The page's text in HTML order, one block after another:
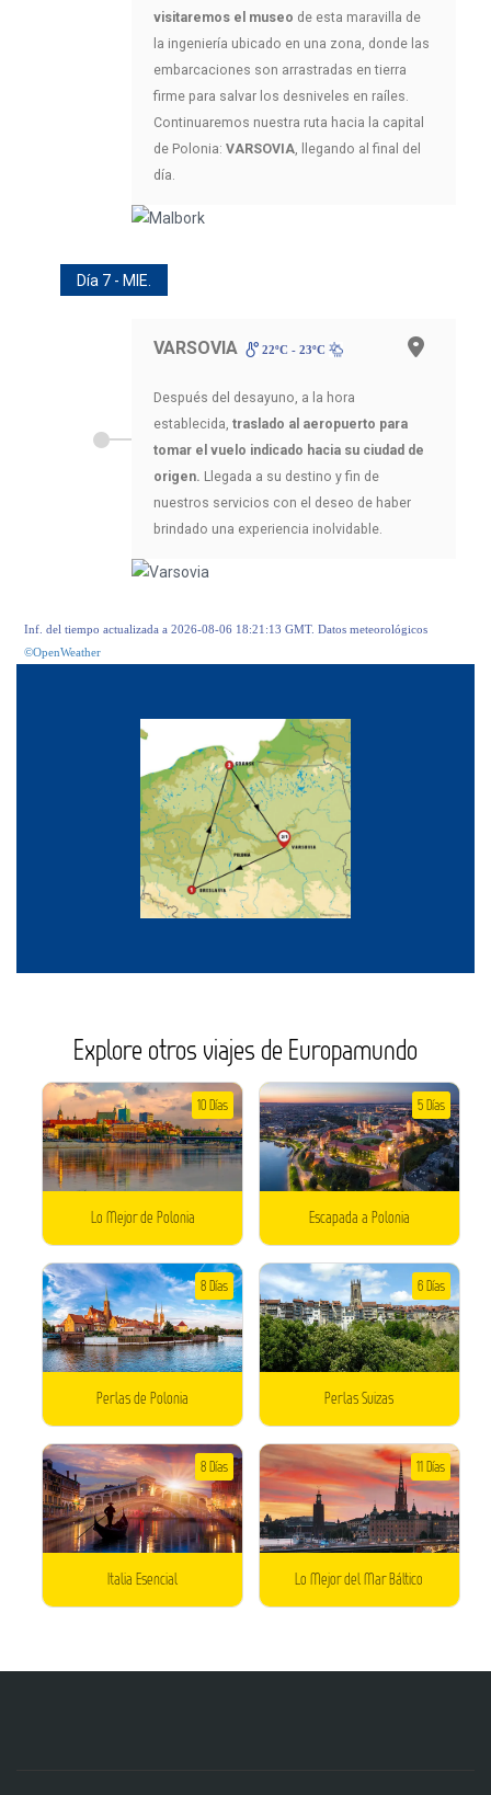
visitaremos el museo de esta maravilla de
la ingeniería ubicado en una zona, donde las
embarcaciones son arrastradas en tierra
firme para salvar los desniveles en raíles.
Continuaremos nuestra ruta hacia la capital
de Polonia: VARSOVIA , llegando al final del
día.
Día 7 - MIE.
VARSOVIA 22ºC - 23ºC
Después del desayuno, a la hora
establecida, traslado al aeropuerto para
tomar el vuelo indicado hacia su ciudad de
origen. Llegada a su destino y fin de
nuestros servicios con el deseo de haber
brindado una experiencia inolvidable.
Inf. del tiempo actualizada a 2026-08-06 18:21:13 GMT. Datos meteorológicos
©OpenWeather
Explore otros viajes de Europamundo
Lo Mejor de Polonia
10 Días
Escapada a Polonia
5 Días
Perlas de Polonia
8 Días
Perlas Suizas
6 Días
Italia Esencial
8 Días
Lo Mejor del Mar Báltico
11 Días